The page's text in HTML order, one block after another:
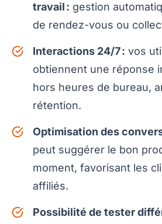
travail : gestion
de rendez-vous ou
Interactions 24/7 : vos
obtiennent une réponse
hors heures de bureau,
rétention.
Optimisation des
peut suggérer le bon
moment, favorisant les
affiliés.
Possibilité de tester